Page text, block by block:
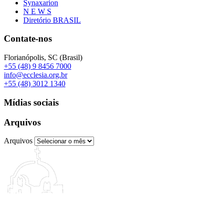
Synaxarion
N E W S
Diretório BRASIL
Contate-nos
Florianópolis, SC (Brasil)
+55 (48) 9 8456 7000
info@ecclesia.org.br
+55 (48) 3012 1340
Mídias sociais
Arquivos
Arquivos